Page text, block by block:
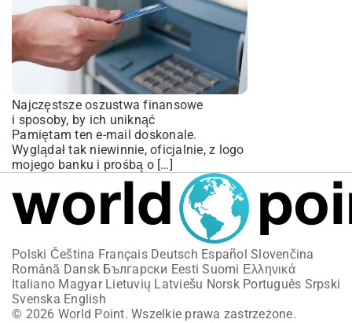
Najczęstsze oszustwa finansowe
i sposoby, by ich uniknąć
Pamiętam ten e-mail doskonale.
Wyglądał tak niewinnie, oficjalnie, z logo
mojego banku i prośbą o […]
Polski Čeština Français Deutsch Español Slovenčina
Română Dansk Български Eesti Suomi Ελληνικά
Italiano Magyar Lietuvių Latviešu Norsk Português Srpski
Svenska English
© 2026 World Point. Wszelkie prawa zastrzeżone.